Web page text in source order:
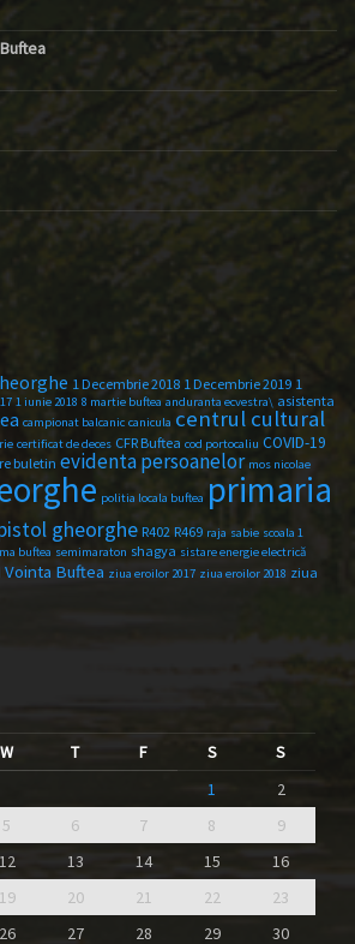
1 Decembrie 2018 1 Decembrie 2019 1
1 iunie 2018 8 martie buftea anduranta ecvestra\ asistenta
campionat balcanic canicula centrul cultural
certificat de deces CFR Buftea cod portocaliu COVID-19
buletin evidenta persoanelor mos nicolae
politia locala buftea primaria
gheorghe R402 R469 raja sabie scoala 1
buftea semimaraton shagya sistare energie electrică
Vointa Buftea ziua eroilor 2017 ziua eroilor 2018 ziua
W T F S
S
1
2
5 6 7 8
9
12 13 14 15
16
19 20 21 22
23
26 27 28 29 30